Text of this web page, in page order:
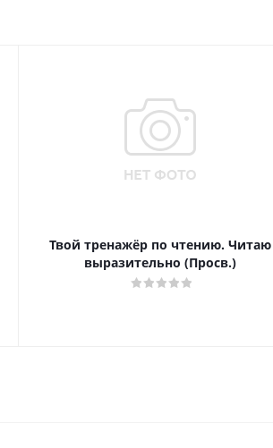
Твой тренажёр по чтению. Читаю
выразительно (Просв.)